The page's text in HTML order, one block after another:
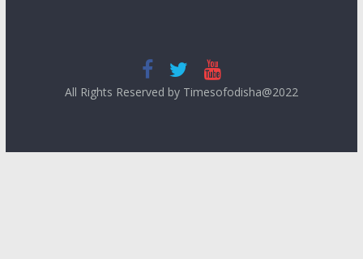
All Rights Reserved by Timesofodisha@2022